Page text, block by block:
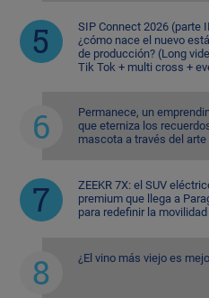
SIP Connect 2026 (parte
¿cómo nace el nuevo
de producción? (Long
Tik Tok + multi cross +
Permanece, un
que eterniza los
mascota a través del arte
ZEEKR 7X: el SUV
premium que llega a
para redefinir la movilidad
¿El vino más viejo es